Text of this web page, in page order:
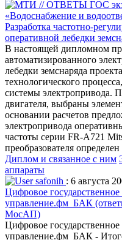
Разработка частотно-
оперативной лебедки
В настоящей дипломном
автоматизированного
лебедки земснаряда
технологического
системы электропривода.
двигателя, выбраны
основании расчетов
электропривода
частоты серии FR-A721
преобразователя
Диплом и связанное с ним
аппараты
safonih : 6 августа
Цифровое
управление.фм_БАК
МосАП)
Цифровое
управление.фм_БАК -